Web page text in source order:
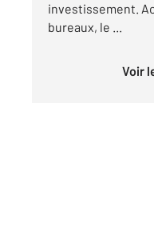
investissement.
bureaux, le ...
Voir